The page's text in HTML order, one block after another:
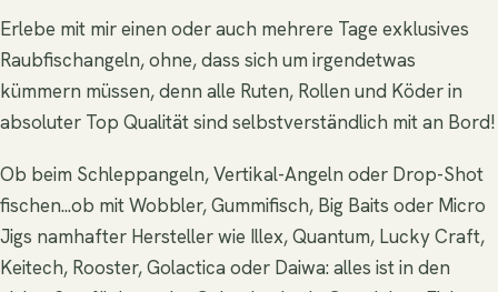
Erlebe mit mir einen oder auch mehrere Tage exklusives
Raubfischangeln, ohne, dass sich um irgendetwas
kümmern müssen, denn alle Ruten, Rollen und Köder in
absoluter Top Qualität sind selbstverständlich mit an Bord!
Ob beim Schleppangeln, Vertikal-Angeln oder Drop-Shot
fischen...ob mit Wobbler, Gummifisch, Big Baits oder Micro
Jigs namhafter Hersteller wie Illex, Quantum, Lucky Craft,
Keitech, Rooster, Golactica oder Daiwa: alles ist in den